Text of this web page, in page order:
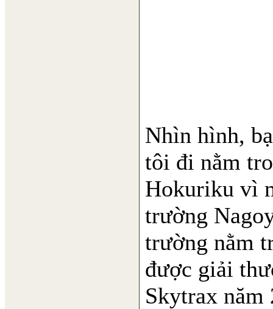
Nhìn hình,
tôi đi nằm
Hokuriku vì
trường
trường nằm
được giải
Skytrax năm